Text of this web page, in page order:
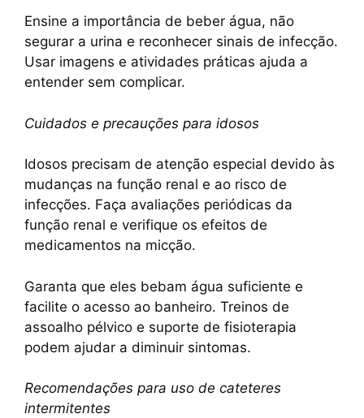
Ensine a importância de beber água, não
segurar a urina e reconhecer sinais de infecção.
Usar imagens e atividades práticas ajuda a
entender sem complicar.
Cuidados e precauções para idosos
Idosos precisam de atenção especial devido às
mudanças na função renal e ao risco de
infecções. Faça avaliações periódicas da
função renal e verifique os efeitos de
medicamentos na micção.
Garanta que eles bebam água suficiente e
facilite o acesso ao banheiro. Treinos de
assoalho pélvico e suporte de fisioterapia
podem ajudar a diminuir sintomas.
Recomendações para uso de cateteres
intermitentes